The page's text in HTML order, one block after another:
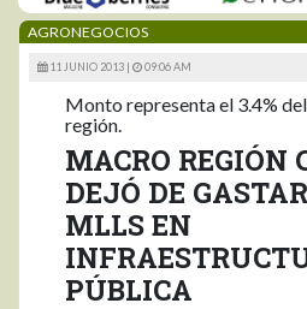
AGRONEGOCIOS
11 JUNIO 2013 | 09:06 AM
Monto representa el 3.4%
región.
MACRO REGIÓN
DEJÓ DE
MLLS EN
PÚBLICA